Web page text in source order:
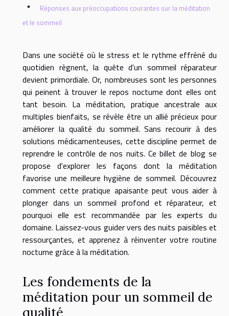
Réponses aux préoccupations courantes sur la méditation
et le sommeil
Dans une société où le stress et le rythme effréné du
quotidien règnent, la quête d'un sommeil réparateur
devient primordiale. Or, nombreuses sont les personnes
qui peinent à trouver le repos nocturne dont elles ont
tant besoin. La méditation, pratique ancestrale aux
multiples bienfaits, se révèle être un allié précieux pour
améliorer la qualité du sommeil. Sans recourir à des
solutions médicamenteuses, cette discipline permet de
reprendre le contrôle de nos nuits. Ce billet de blog se
propose d'explorer les façons dont la méditation
favorise une meilleure hygiène de sommeil. Découvrez
comment cette pratique apaisante peut vous aider à
plonger dans un sommeil profond et réparateur, et
pourquoi elle est recommandée par les experts du
domaine. Laissez-vous guider vers des nuits paisibles et
ressourçantes, et apprenez à réinventer votre routine
nocturne grâce à la méditation.
Les fondements de la
méditation pour un sommeil de
qualité